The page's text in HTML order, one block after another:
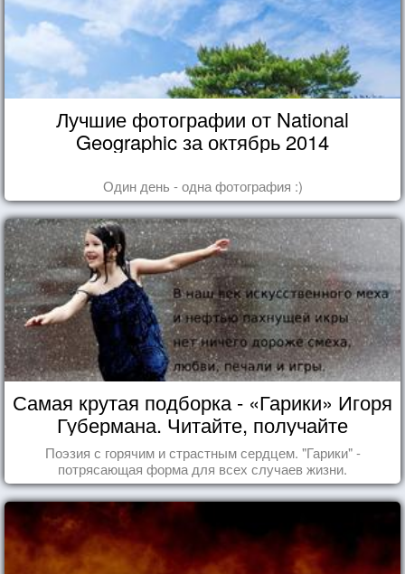
Лучшие фотографии от National
Geographic за октябрь 2014
Один день - одна фотография :)
Самая крутая подборка - «Гарики» Игоря
Губермана. Читайте, получайте
удовольствие!
Поэзия с горячим и страстным сердцем. "Гарики" -
потрясающая форма для всех случаев жизни.